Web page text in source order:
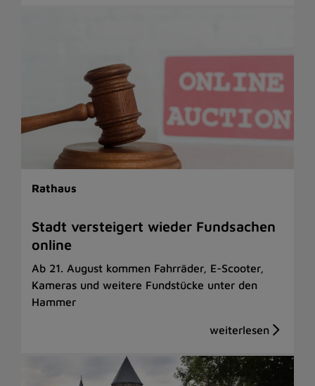
Rathaus
Stadt versteigert wieder Fundsachen
online
Ab 21. August kommen Fahrräder, E-Scooter,
Kameras und weitere Fundstücke unter den
Hammer